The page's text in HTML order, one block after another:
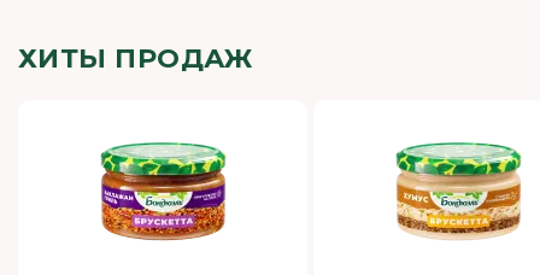
ХИТЫ ПРОДАЖ